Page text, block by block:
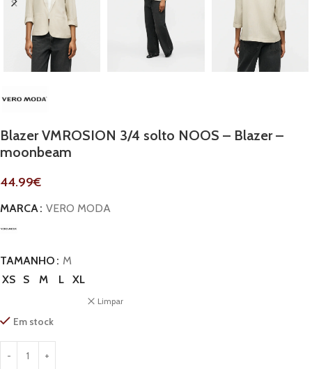
Blazer VMROSION 3/4 solto NOOS – Blazer –
moonbeam
44.99€
MARCA VERO MODA
TAMANHO
M
XS
S M L XL
Limpar
Em stock